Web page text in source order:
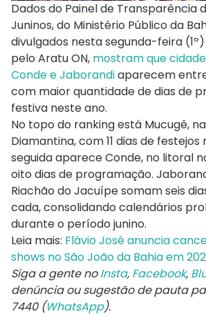
Dados do Painel de Transparência
Juninos, do Ministério Público da
divulgados nesta segunda-feira
pelo Aratu ON, mostram que
Conde e Jaborandiaparecem
com maior quantidade de dias de
festiva neste ano.
No topo do ranking está Mucugê,
Diamantina, com 11 dias de festejos
seguida aparece Conde, no litoral
oito dias de programação.
Riachão do Jacuípe somam seis
cada, consolidando calendários
durante o período junino.
Leia mais: Flávio José anuncia
shows no São João da Bahia em
Siga a gente noInsta, Facebook,
denúncia ou sugestão de pauta
7440 (WhatsApp).